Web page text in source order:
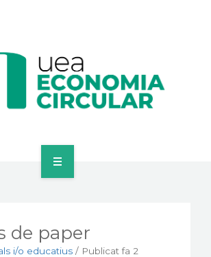
de paper
i/o educatius / Publicat fa 2